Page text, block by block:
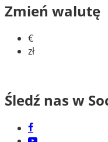
Zmień walutę
€
zł
Śledź nas w